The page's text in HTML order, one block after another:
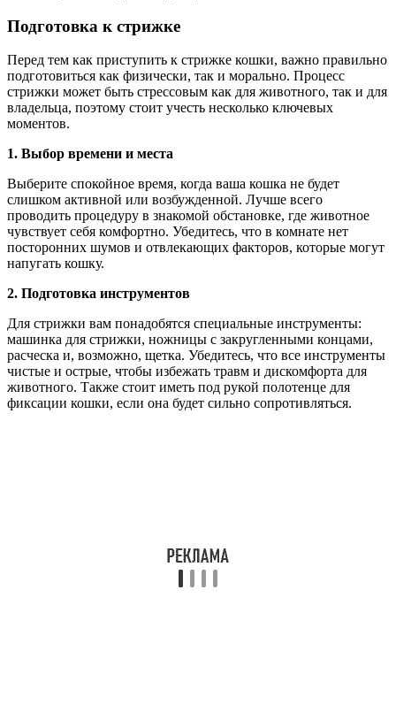
Подготовка к стрижке
Перед тем как приступить к стрижке кошки, важно правильно
подготовиться как физически, так и морально. Процесс
стрижки может быть стрессовым как для животного, так и для
владельца, поэтому стоит учесть несколько ключевых
моментов.
1. Выбор времени и места
Выберите спокойное время, когда ваша кошка не будет
слишком активной или возбужденной. Лучше всего
проводить процедуру в знакомой обстановке, где животное
чувствует себя комфортно. Убедитесь, что в комнате нет
посторонних шумов и отвлекающих факторов, которые могут
напугать кошку.
2. Подготовка инструментов
Для стрижки вам понадобятся специальные инструменты:
машинка для стрижки, ножницы с закругленными концами,
расческа и, возможно, щетка. Убедитесь, что все инструменты
чистые и острые, чтобы избежать травм и дискомфорта для
животного. Также стоит иметь под рукой полотенце для
фиксации кошки, если она будет сильно сопротивляться.